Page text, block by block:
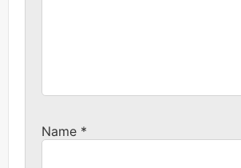
Name *